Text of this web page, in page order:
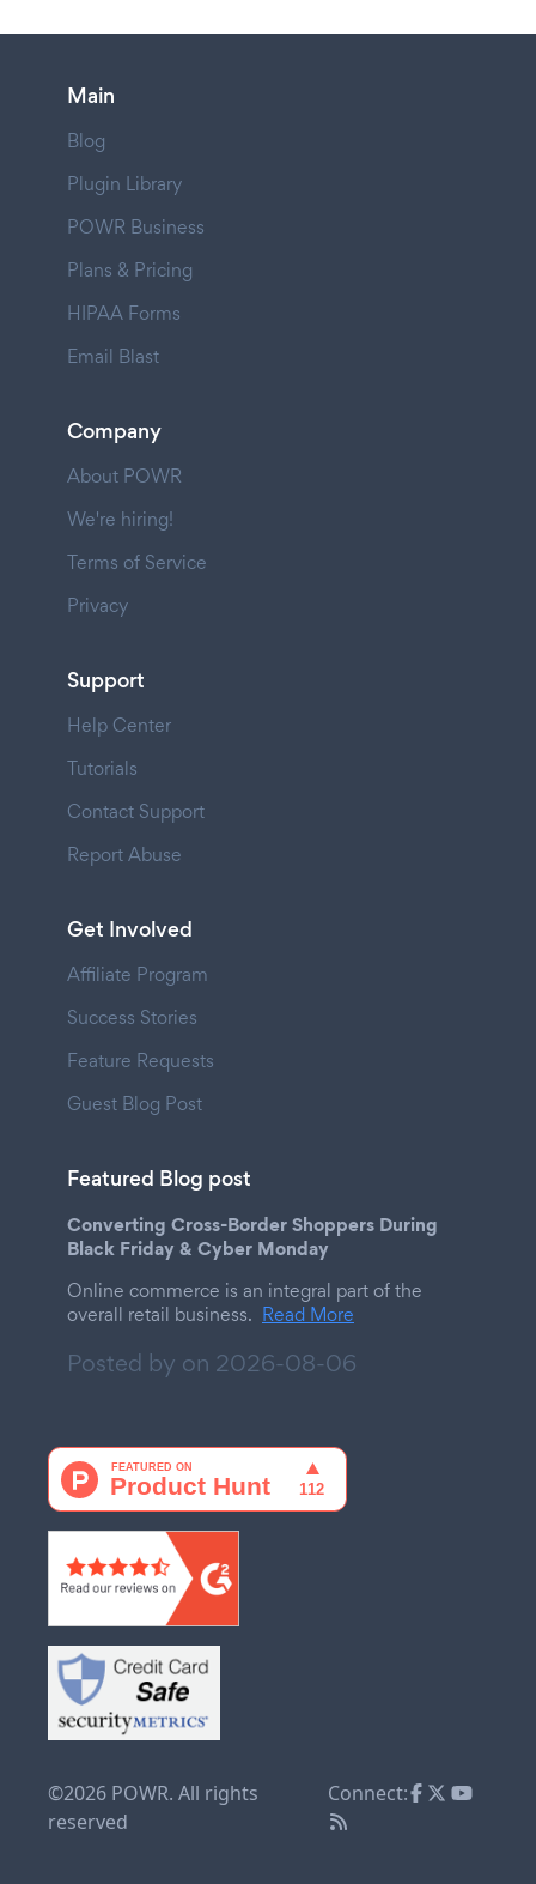
Main
Blog
Plugin Library
POWR Business
Plans & Pricing
HIPAA Forms
Email Blast
Company
About POWR
We're hiring!
Terms of Service
Privacy
Support
Help Center
Tutorials
Contact Support
Report Abuse
Get Involved
Affiliate Program
Success Stories
Feature Requests
Guest Blog Post
Featured Blog post
Converting Cross-Border Shoppers During
Black Friday & Cyber Monday
Online commerce is an integral part of the
overall retail business. Read More
Posted by on 2026-08-06
©2026 POWR. All rights
reserved
Connect: